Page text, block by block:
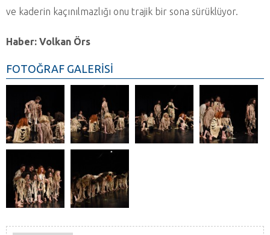
ve kaderin kaçınılmazlığı onu trajik bir sona sürüklüyor.
Haber: Volkan Örs
FOTOĞRAF GALERİSİ